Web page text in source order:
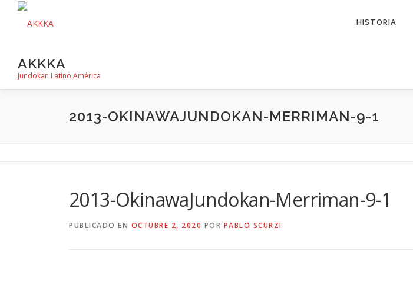
Saltar
AKKKA
Jundokan Latino América
HISTORIA
2013-OKINAWAJUNDOKAN-MERRIMAN-9-1
2013-OkinawaJundokan-Merriman-9-1
PUBLICADO EN OCTUBRE 2, 2020 POR PABLO SCURZI